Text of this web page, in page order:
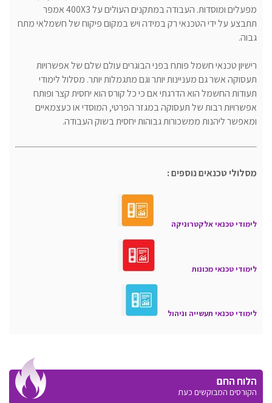
מפעלים ומוסדות. העבודה במתקנים העולים על 400X3 אמפר
תתבצע על ידי הטכנאי רק במידה ויש במקום פיקוח של חשמלאי מתח
גבוה.
רישיון טכנאי חשמל פותח בפני הבוגרים עולם שלם של אפשרויות
תעסוקה אשר גם מעניינות יותר וגם מתגמלות יותר. מסלול לימודי
תעודות החשמל הוא הדרגתי אם כי כל קורס הוא יחסית קצר ופותח
אפשרויות רבות של תעסוקה במגזר הפרטי, המוסדי או כעצמאיים
ומאפשר ליהנות ממשכורות גבוהות יחסית בשוק העבודה.
מסלולי טכנאים נוספים :
לימודי טכנאי אלקטרוניקה
לימודי טכנאי מכונות
לימודי טכנאי תעשייה וניהול
הלוח החם
הקורסים המבוקשים כעת